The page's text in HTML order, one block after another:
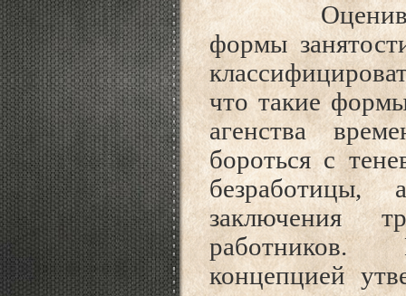
формы
что такие
агенства
бороться с
заключения
работников.
концепцией